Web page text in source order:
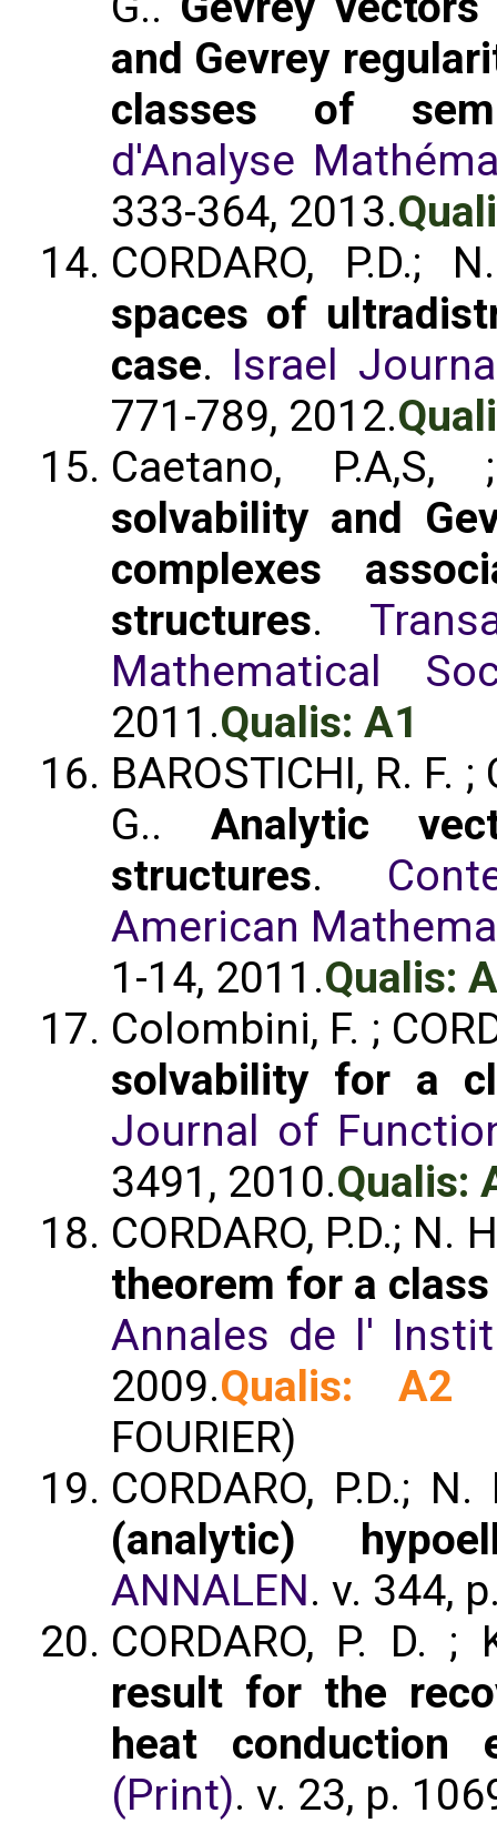
and Gevrey
classes of
d'Analyse
333-364, 2013.
CORDARO, P.D.;
spaces of
case. Israel
771-789, 2012.
Caetano,
solvability and
complexes
structures.
Mathematical
2011.Qualis: A1
BAROSTICHI, R. F. ;
G.. Analytic
structures.
American
1-14, 2011.Qualis:
Colombini, F. ;
solvability for a
Journal of
3491, 2010.Qualis:
CORDARO, P.D.; N.
theorem for a
Annales de l'
2009.Qualis: A2
FOURIER)
CORDARO, P.D.;
(analytic)
ANNALEN. v. 344,
CORDARO, P. D.
result for the
heat conduction
(Print). v. 23, p.